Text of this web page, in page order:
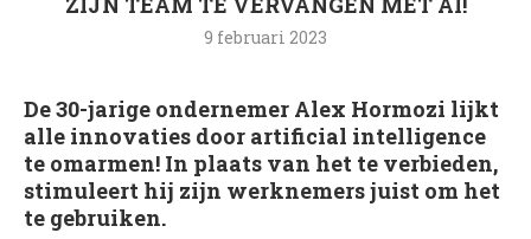
9 februari 2023
De 30-jarige ondernemer Alex Hormozi lijkt
alle innovaties door artificial intelligence
te omarmen! In plaats van het te verbieden,
stimuleert hij zijn werknemers juist om het
te gebruiken.